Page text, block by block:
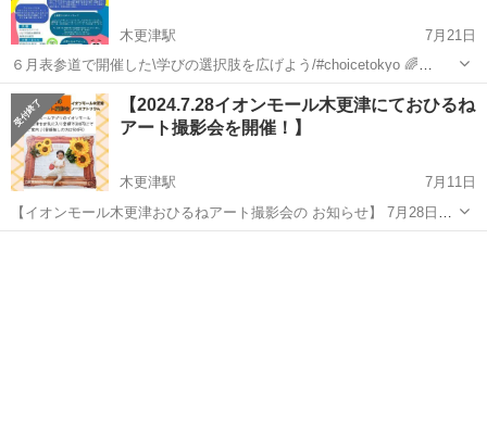
木更津駅
7月21日
６月表参道で開催した\学びの選択肢を広げよう/#choicetokyo 🌈
@choice.tokyo で出逢った木更津市のフリースクール『たねはなスク
ール』さんと共催します🥰 CHOICE東京主催のかずさんをお招きし
て...
千葉 木更津市 フリースクール
【2024.7.28イオンモール木更津にておひるね
アート撮影会を開催！】
木更津駅
7月11日
【イオンモール木更津おひるねアート撮影会の お知らせ】 7月28日
(日)にイオンモール木更津にて おひるねアート撮影会が開催決定しま